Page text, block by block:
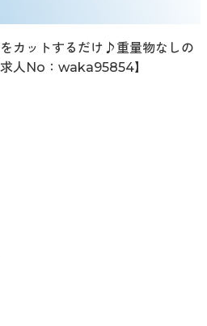
カットするだけ♪重量物なしの
人No：waka95854】